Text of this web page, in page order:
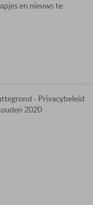
en nieuws te
- Privacybeleid
2020